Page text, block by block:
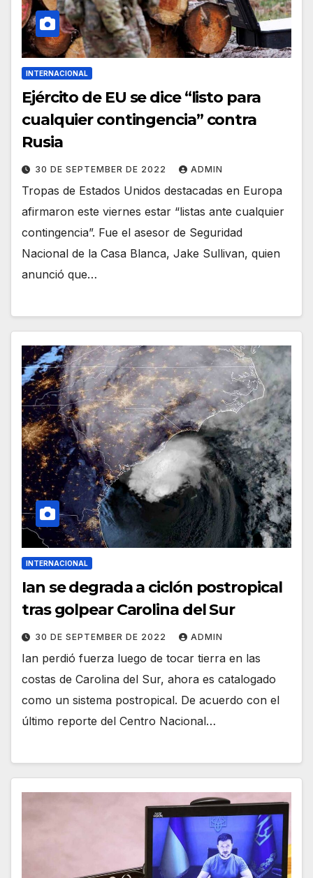
INTERNACIONAL
Ejército de EU se dice “listo para
cualquier contingencia” contra
Rusia
30 DE SEPTEMBER DE 2022 ADMIN
Tropas de Estados Unidos destacadas en Europa
afirmaron este viernes estar “listas ante cualquier
contingencia”. Fue el asesor de Seguridad
Nacional de la Casa Blanca, Jake Sullivan, quien
anunció que…
INTERNACIONAL
Ian se degrada a ciclón postropical
tras golpear Carolina del Sur
30 DE SEPTEMBER DE 2022 ADMIN
Ian perdió fuerza luego de tocar tierra en las
costas de Carolina del Sur, ahora es catalogado
como un sistema postropical. De acuerdo con el
último reporte del Centro Nacional…